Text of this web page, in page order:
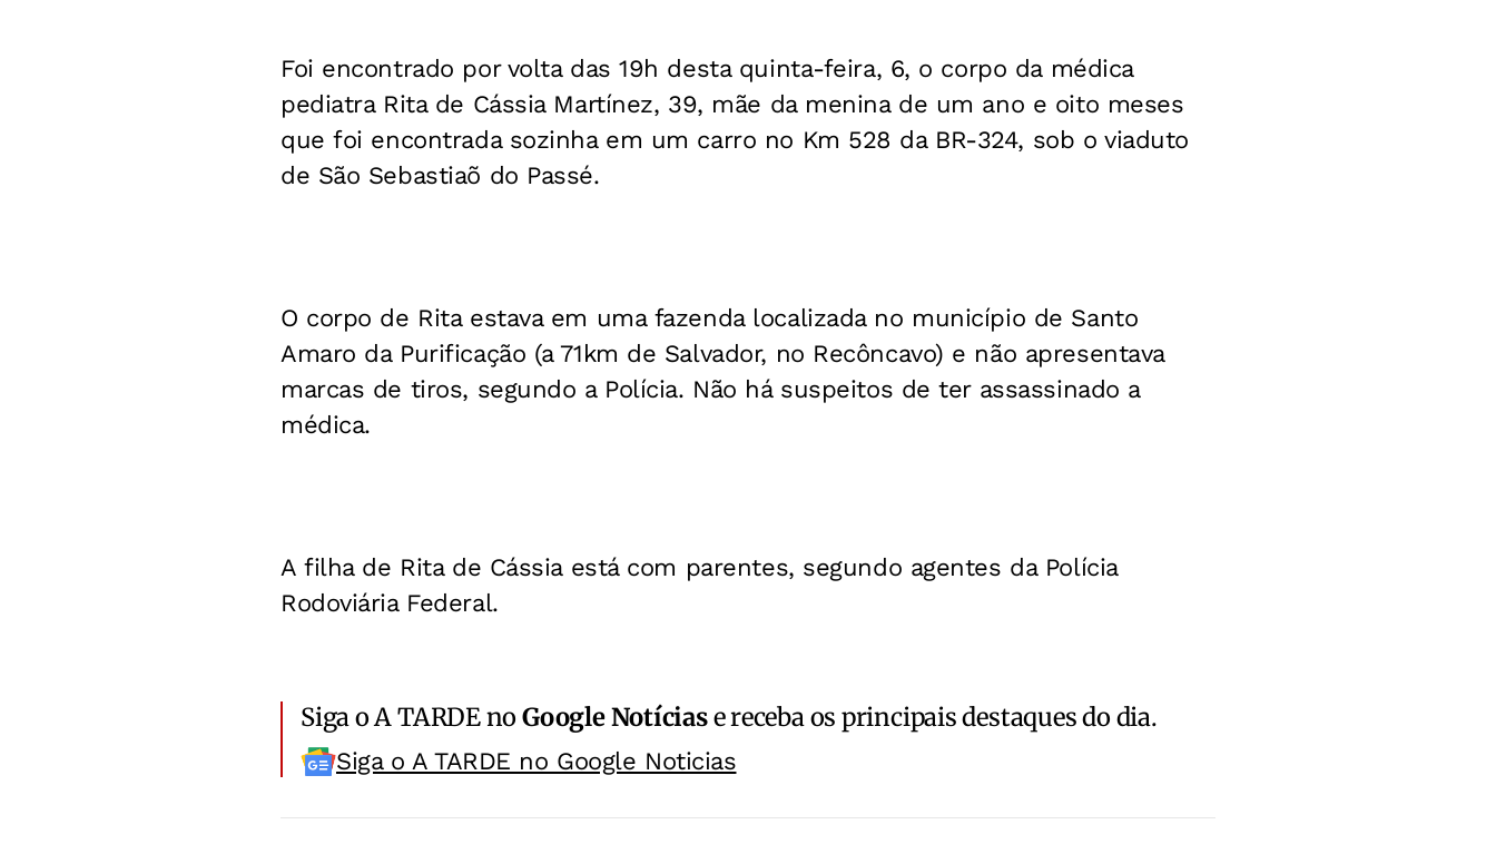
Foi encontrado por volta das 19h desta quinta-feira, 6, o corpo da médica
pediatra Rita de Cássia Martínez, 39, mãe da menina de um ano e oito meses
que foi encontrada sozinha em um carro no Km 528 da BR-324, sob o viaduto
de São Sebastiaõ do Passé.
O corpo de Rita estava em uma fazenda localizada no município de Santo
Amaro da Purificação (a 71km de Salvador, no Recôncavo) e não apresentava
marcas de tiros, segundo a Polícia. Não há suspeitos de ter assassinado a
médica.
A filha de Rita de Cássia está com parentes, segundo agentes da Polícia
Rodoviária Federal.
Siga o A TARDE noGoogle Notíciase receba os principais destaques do dia.
Siga o A TARDE no Google Noticias